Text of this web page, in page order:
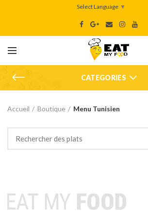
Select Language ▼
CATEGORIES
Accueil Boutique Menu Tunisien